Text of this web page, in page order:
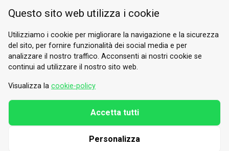
PRIVACY POLICY
© 2026 Valle di Susa
Tesori di Arte e Cultura Alpina
Tel.
Email.info@vallesusa-tesori.it
Questo sito web utilizza i cookie
Utilizziamo i cookie per migliorare la navigazione e la sicurezza
del sito, per fornire funzionalità dei social media e per
analizzare il nostro traffico. Acconsenti ai nostri cookie se
continui ad utilizzare il nostro sito web.
Visualizza la cookie-policy
Personalizza
Accetta tutti